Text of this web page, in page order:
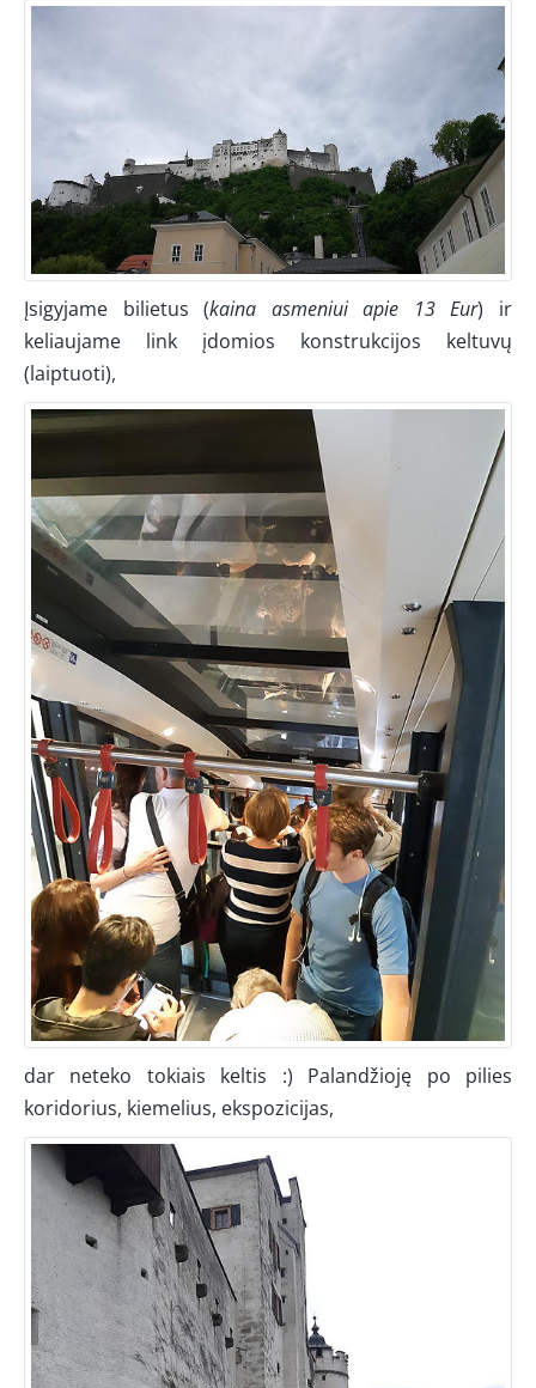
Įsigyjame bilietus (kaina asmeniui apie 13 Eur) ir
keliaujame link įdomios konstrukcijos keltuvų
(laiptuoti),
dar neteko tokiais keltis :) Palandžioję po pilies
koridorius, kiemelius, ekspozicijas,